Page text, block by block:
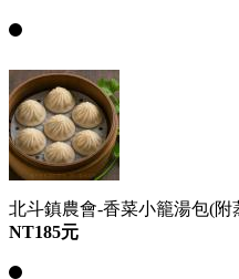
北斗鎮農會-香菜小籠湯包(附
NT185元